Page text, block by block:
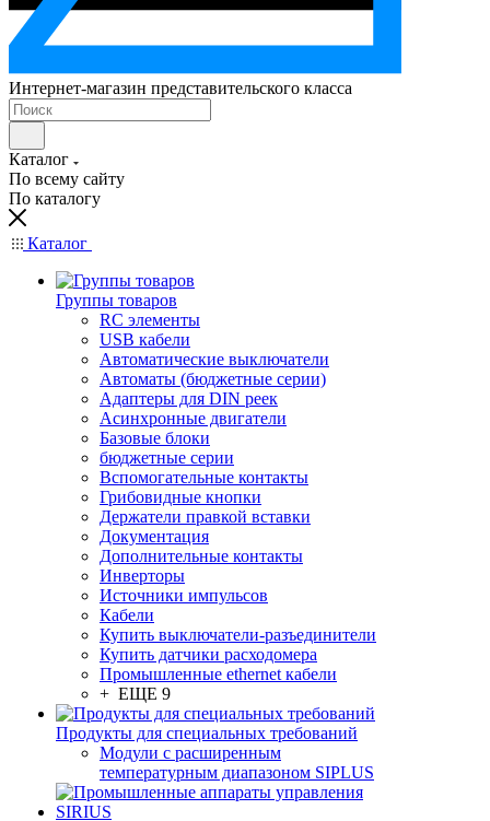
Интернет-магазин представительского класса
Каталог
По всему сайту
По каталогу
Каталог
Группы товаров
RC элементы
USB кабели
Автоматические выключатели
Автоматы (бюджетные серии)
Адаптеры для DIN реек
Асинхронные двигатели
Базовые блоки
бюджетные серии
Вспомогательные контакты
Грибовидные кнопки
Держатели правкой вставки
Документация
Дополнительные контакты
Инверторы
Источники импульсов
Кабели
Купить выключатели-разъединители
Купить датчики расходомера
Промышленные ethernet кабели
+ ЕЩЕ 9
Продукты для специальных требований
Модули с расширенным
температурным диапазоном SIPLUS